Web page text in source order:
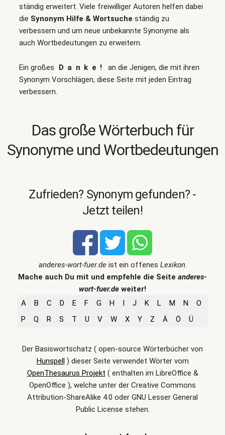
ständig erweitert. Viele freiwilliger Autoren helfen dabei
die Synonym Hilfe & Wortsuche ständig zu
verbessern und um neue unbekannte Synonyme als
auch Wortbedeutungen zu erweitern.
Ein großes Danke!
an die Jenigen, die mit ihren
Synonym Vorschlägen, diese Seite mit jeden Eintrag
verbessern.
Das große Wörterbuch für
Synonyme und Wortbedeutungen
Zufrieden? Synonym gefunden? -
Jetzt teilen!
anderes-wort-fuer.deist ein offenes Lexikon.
Mache auch Du mit und empfehle die Seite anderes-
wort-fuer.de weiter!
A
B C D E F G H I J K L M N
O
P
Q R S T U V W X Y Z Ä Ö Ü
Der Basiswortschatz ( open-source Wörterbücher von
Hunspell) dieser Seite verwendet Wörter vom
OpenThesaurus Projekt ( enthalten im LibreOffice &
OpenOffice ), welche unter der Creative Commons
Attribution-ShareAlike 4.0 oder GNU Lesser General
Public License stehen.